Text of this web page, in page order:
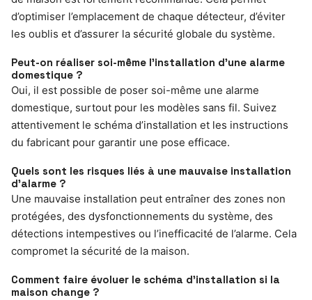
d’optimiser l’emplacement de chaque détecteur, d’éviter
les oublis et d’assurer la sécurité globale du système.
Peut-on réaliser soi-même l’installation d’une alarme
domestique ?
Oui, il est possible de poser soi-même une alarme
domestique, surtout pour les modèles sans fil. Suivez
attentivement le schéma d’installation et les instructions
du fabricant pour garantir une pose efficace.
Quels sont les risques liés à une mauvaise installation
d’alarme ?
Une mauvaise installation peut entraîner des zones non
protégées, des dysfonctionnements du système, des
détections intempestives ou l’inefficacité de l’alarme. Cela
compromet la sécurité de la maison.
Comment faire évoluer le schéma d’installation si la
maison change ?